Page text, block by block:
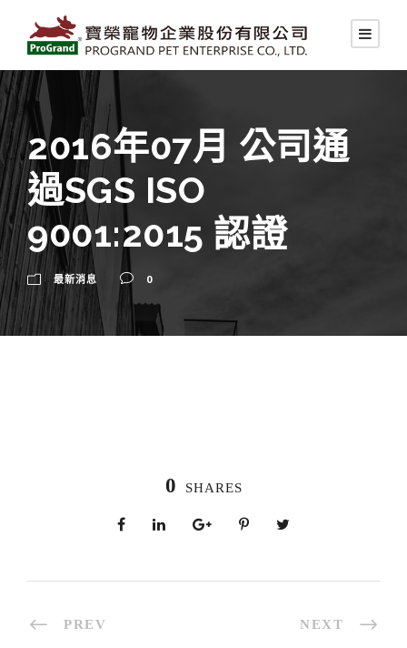
2016年07月 公司通
過SGS ISO
9001:2015 認證
最新消息 0
0 SHARES
PREV NEXT